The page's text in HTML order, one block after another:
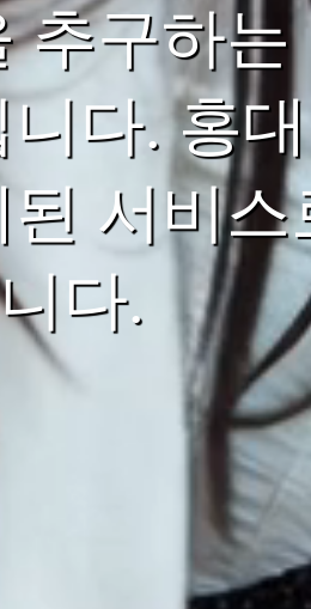
추구하
다. 홍
서비
다.